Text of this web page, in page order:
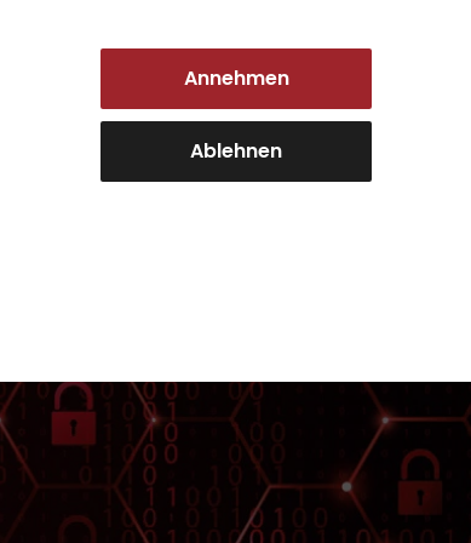
Login Kundenportal
>
Offene Stellen
Initiativbewerbung bei GO!
Initiativbewerbung als Kurier
Annehmen
Ablehnen